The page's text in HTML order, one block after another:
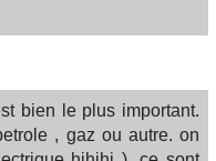
bien le plus important.
, gaz ou autre. on